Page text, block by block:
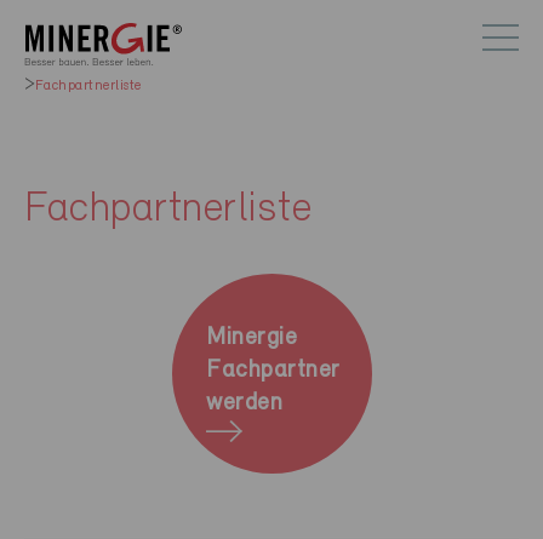
Fachpartnerliste
Fachpartnerliste
Minergie
Fachpartner
werden